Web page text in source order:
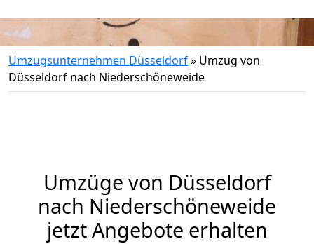
Umzugsunternehmen Düsseldorf» Umzug von
Düsseldorf nach Niederschöneweide
Umzüge von Düsseldorf
nach Niederschöneweide
jetzt Angebote erhalten